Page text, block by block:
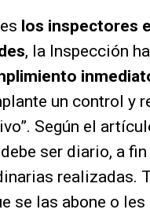
los inspectores
, la Inspección
un control y
Según el
ser diario, a
realizadas.
se las abone o les